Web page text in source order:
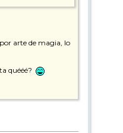
arte de magia, lo
quééé?